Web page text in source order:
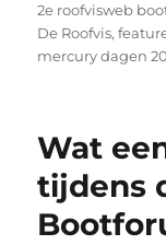
2e roofvisweb
De Roofvis,
mercury dagen
Wat
tijdens